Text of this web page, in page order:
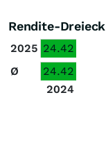
Rendite-Dreieck
2025 24.42
Ø
24.42
2024